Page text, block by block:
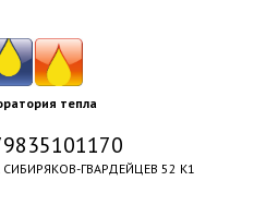
тепла
ГВАРДЕЙЦЕВ 52 К1